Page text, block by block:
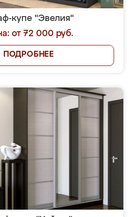
купе "Эвелия"
от 72 000 руб.
ПОДРОБНЕЕ